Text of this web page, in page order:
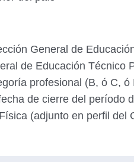
General de
de Educación Técnico
profesional (B, ó C, ó
de cierre del período
(adjunto en perfil del